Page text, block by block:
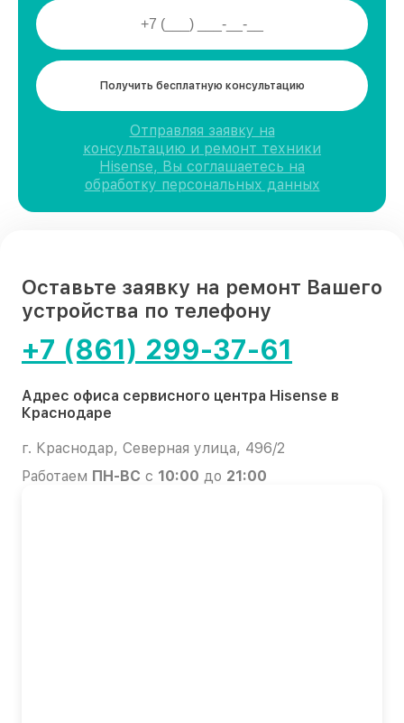
Получить бесплатную консультацию
Отправляя заявку на
консультацию и ремонт техники
Hisense, Вы соглашаетесь на
обработку персональных данных
Оставьте заявку на ремонт Вашего
устройства по телефону
+7 (861) 299-37-61
Адрес офиса сервисного центра Hisense в
Краснодаре
г. Краснодар, Северная улица, 496/2
Работаем ПН-ВС с 10:00 до 21:00